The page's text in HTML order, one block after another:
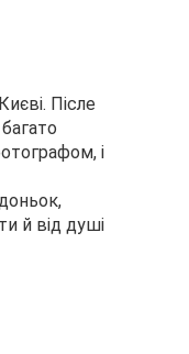
Післе
і
й від душі